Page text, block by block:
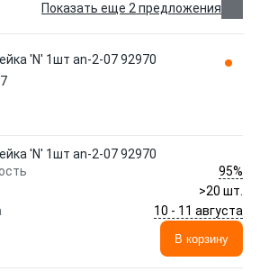
Показать еще 2 предложения
'N' 1шт an-2-07 92970
'N' 1шт an-2-07 92970
95%
>20 шт.
10 - 11 августа
В корзину